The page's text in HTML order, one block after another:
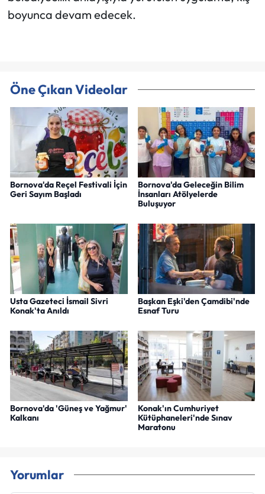
boyunca devam edecek.
Öne Çıkan Videolar
Bornova'da Reçel Festivali İçin
Geri Sayım Başladı
Bornova'da Geleceğin Bilim
İnsanları Atölyelerde
Buluşuyor
Usta Gazeteci İsmail Sivri
Konak'ta Anıldı
Başkan Eşki'den Çamdibi'nde
Esnaf Turu
Bornova'da 'Güneş ve Yağmur'
Kalkanı
Konak'ın Cumhuriyet
Kütüphaneleri'nde Sınav
Maratonu
Yorumlar